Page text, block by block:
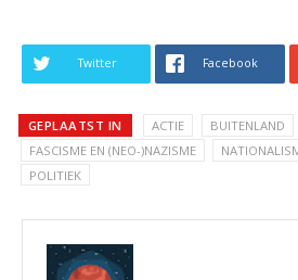
Twitter Facebook
GEPLAATST IN ACTIE BUITENLAND
FASCISME EN (NEO-)NAZISME
POLITIEK